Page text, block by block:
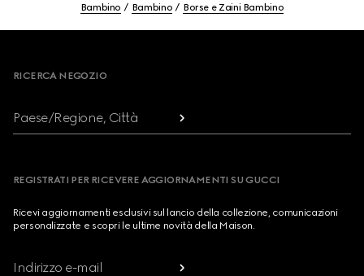
Bambino Bambino Borse e Zaini Bambino
RICERCA NEGOZIO
Paese/Regione, Città
REGISTRATI PER RICEVERE AGGIORNAMENTI SU GUCCI
Ricevi aggiornamenti esclusivi sul lancio della collezione, comunicazioni
personalizzate e scopri le ultime novità della Maison.
Indirizzo e-mail